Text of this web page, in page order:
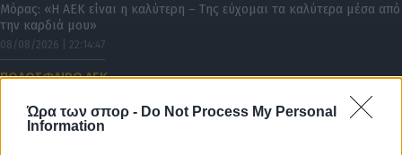
Ώρα των σπορ - Do Not Process My Personal
Information
Μόρας: «Η ΑΕΚ είναι η καλύτερη – Της εύχομαι τα καλύτερα μέσα από
την καρδιά μου»
08/08/2026 | 22:14:47
ΠΟΔΟΣΦΑΙΡΟ ΑΕΚ
Μεγαλείο Γκατσίνοβιτς: Αγκάλιασε τον Αγγελόπουλο μετά το γκολ του
(ΦΩΤΟ)
08/08/2026 | 22:00:06